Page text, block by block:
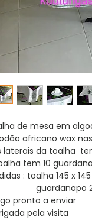
de mesa em
africano wax
laterais da toalha
tem 10
: toalha 145 x
21 x
pronto a enviar
pela visita